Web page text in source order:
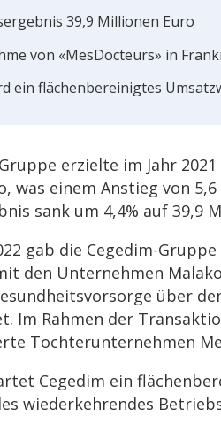
39,9 Millio­nen Euro
von «MesDoc­teurs» in
ein flächen­be­rei­nig­tes
erzielte im Jahr
was einem Anstieg von
sank um 4,4% auf 39,9
gab die Cegedim-
den Unter­neh­men
über
Im Rahmen der
Toch­ter­un­ter­neh­men
Cegedim ein
wieder­keh­ren­des